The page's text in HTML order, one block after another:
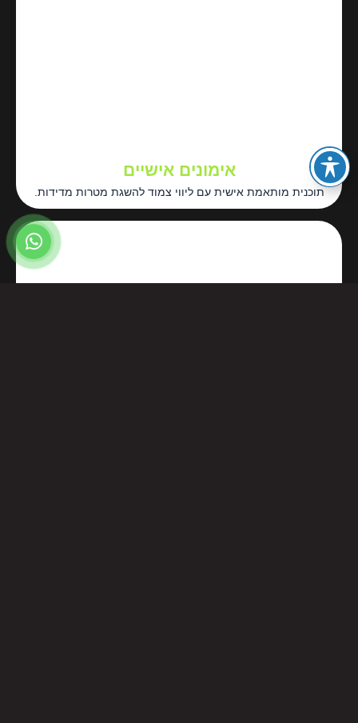
אימונים אישיים
תוכנית מותאמת אישית עם ליווי צמוד להשגת מטרות מדידות.